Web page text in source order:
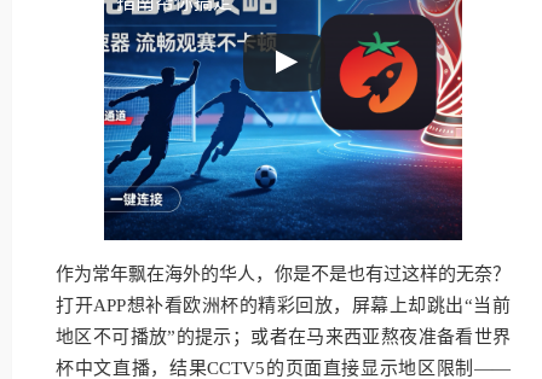
作为常年飘在海外的华人，你是不是也有过这样的无奈？
打开APP想补看欧洲杯的精彩回放，屏幕上却跳出“当前
地区不可播放”的提示；或者在马来西亚熬夜准备看世界
杯中文直播，结果CCTV5的页面直接显示地区限制——